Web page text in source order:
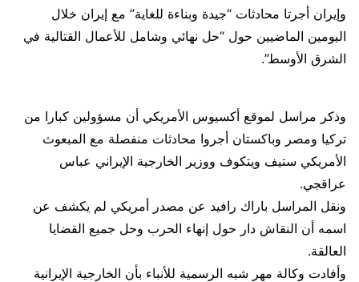
وإيران أجرتا محادثات “جيدة وبناءة للغاية” مع إيران خلال
اليومين الماضيين حول “حل نهائي وشامل للأعمال القتالية في
الشرق الأوسط”.
وذكر مراسل لموقع أكسيوس الأمريكي أن مسؤولين كبارا من
تركيا ومصر وباكستان أجروا محادثات منفصلة مع المبعوث
الأمريكي ستيف ويتكوف ووزير الخارجية الإيراني عباس
عراقجي.
ونقل المراسل باراك رافيد عن مصدر أمريكي لم يكشف عن
اسمه أن النقاش دار حول إنهاء الحرب وحل جميع القضايا
العالقة.
وأفادت وكالة مهر شبه الرسمية للأنباء بأن الخارجية ​الإيرانية